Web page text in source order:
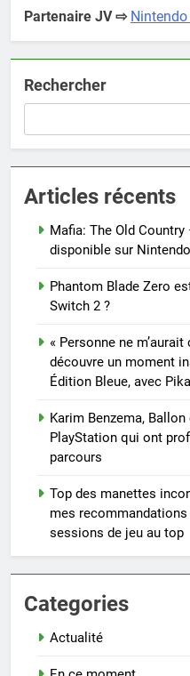
Partenaire JV ⇨
Rechercher
Articles récents
Mafia: The Old
disponible sur
Phantom Blade Zero
Switch 2 ?
« Personne ne
découvre un moment
Édition Bleue, avec
Karim Benzema, Ballon
PlayStation qui ont
parcours
Top des manettes
mes
sessions de jeu au top
Categories
Actualité